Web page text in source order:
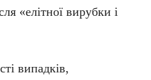
«елітної вирубки і
випадків,